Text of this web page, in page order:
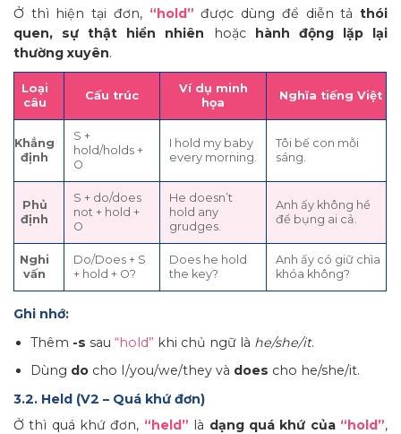
Ở thì hiện tại đơn, “hold” được dùng để diễn tảthói
quen, sự thật hiển nhiên hoặc hành động lặp lại
thường xuyên.
Loại
câu
Cấu trúc
Ví dụ minh
họa
Nghĩa tiếng Việt
Khẳng
định
S +
hold/holds +
O
I hold my baby
every morning.
Tôi bế con mỗi
sáng.
Phủ
định
S + do/does
not + hold +
O
He doesn’t
hold any
grudges.
Anh ấy không hề
để bụng ai cả.
Nghi
vấn
Do/Does + S
+ hold + O?
Does he hold
the key?
Anh ấy có giữ chìa
khóa không?
Ghi nhớ:
Thêm -s sau “hold” khi chủ ngữ là he/she/it.
Dùng docho I/you/we/they và does cho he/she/it.
3.2. Held (V2 – Quá khứ đơn)
Ở thì quá khứ đơn, “held” là dạng quá khứ của“hold”,